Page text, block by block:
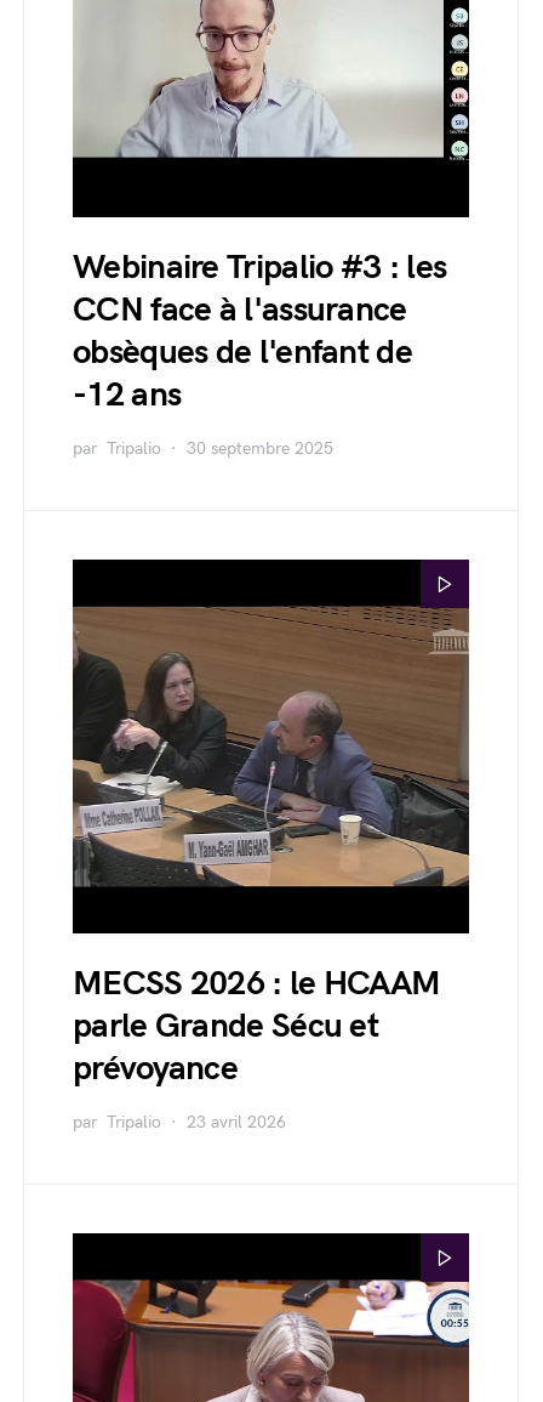
Webinaire Tripalio #3 : les
CCN face à l'assurance
obsèques de l'enfant de
-12 ans
par Tripalio 30 septembre 2025
MECSS 2026 : le HCAAM
parle Grande Sécu et
prévoyance
par Tripalio 23 avril 2026